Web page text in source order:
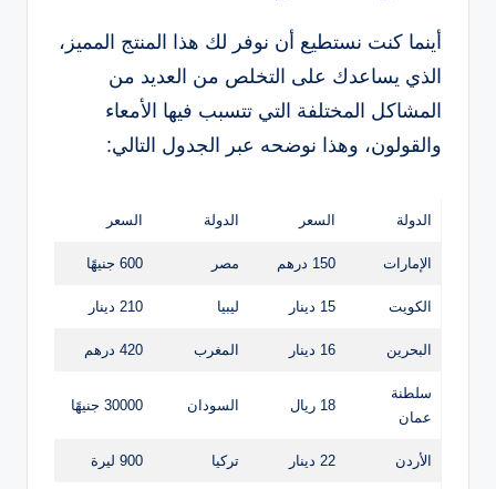
أينما كنت نستطيع أن نوفر لك هذا المنتج المميز،
الذي يساعدك على التخلص من العديد من
المشاكل المختلفة التي تتسبب فيها الأمعاء
والقولون، وهذا نوضحه عبر الجدول التالي:
الدولة السعر الدولة السعر
الإمارات 150 درهم مصر 600 جنيهًا
الكويت 15 دينار ليبيا 210 دينار
البحرين 16 دينار المغرب 420 درهم
سلطنة
عمان
18 ريال السودان 30000 جنيهًا
الأردن 22 دينار تركيا 900 ليرة